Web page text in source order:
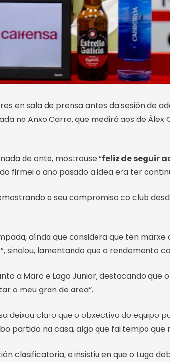
en sala de prensa antes da sesión de
no Anxo Carro, que medirá aos de Álex
de onte, mostrouse “feliz de seguir
o ano pasado a idea era ter
o seu compromiso co club
aínda que considera que ten marxe
sinalou, lamentando que o rendemento
a Marc e Lago Junior, destacando que
o meu gran de area”.
deixou claro que o obxectivo do equipo
partido na casa, algo que fai tempo que
clasificatoria, e insistiu en que o Lugo